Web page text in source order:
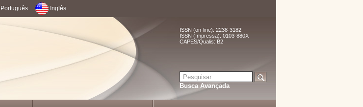
Português Inglês
ISSN (on-line): 2238-3182
ISSN (Impressa): 0103-880X
CAPES/Qualis: B2
Busca Avançada